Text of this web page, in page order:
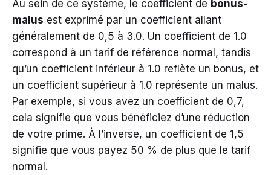
Au sein de ce système, le coefficient de bonus-
malus est exprimé par un coefficient allant
généralement de 0,5 à 3.0. Un coefficient de 1.0
correspond à un tarif de référence normal, tandis
qu’un coefficient inférieur à 1.0 reflète un bonus, et
un coefficient supérieur à 1.0 représente un malus.
Par exemple, si vous avez un coefficient de 0,7,
cela signifie que vous bénéficiez d’une réduction
de votre prime. À l’inverse, un coefficient de 1,5
signifie que vous payez 50 % de plus que le tarif
normal.